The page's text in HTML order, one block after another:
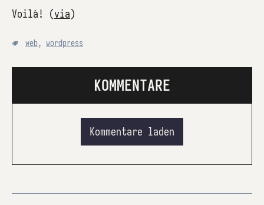
Voilà! (via)
web, wordpress
KOMMENTARE
Kommentare laden